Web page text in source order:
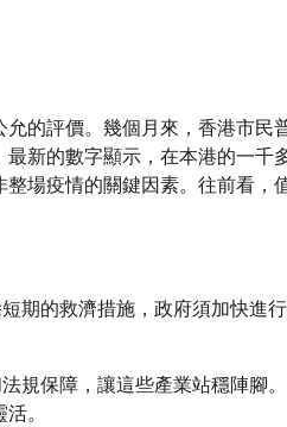
的評價。幾個月來，香港市民
新的數字顯示，在本港的一千
場疫情的關鍵因素。往前看，
期的救濟措施，政府須加快進
規保障，讓這些產業站穩陣腳
。